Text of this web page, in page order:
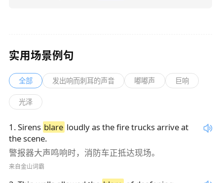
实用场景例句
全部 发出响而刺耳的声音 嘟嘟声 巨响
光泽
1 .Sirens blare loudly as the fire trucks arrive at
the scene.
警报器大声鸣响时，消防车正抵达现场。
来自金山词霸